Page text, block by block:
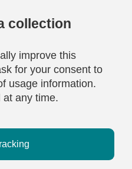
collection
improve this
for your consent to
usage information.
at any time.